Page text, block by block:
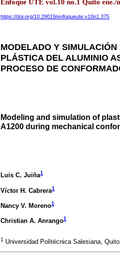
Enfoque UTE vol.10 no.1 Quito ene./
https://doi.org/10.29019/enfoqueute.v10n1.375
MODELADO Y
PLÁSTICA DEL ALUMINIO
PROCESO DE
Modeling and simulation of
A1200 during mechanical
Luis C. Juiña1
Víctor H. Cabrera1
Nancy V. Moreno1
Christian A. Anrango1
1 Universidad Politécnica Salesiana,